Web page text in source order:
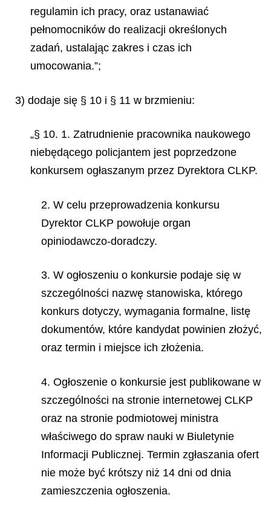
regulamin ich pracy, oraz ustanawiać
pełnomocników do realizacji określonych
zadań, ustalając zakres i czas ich
umocowania.”;
3) dodaje się § 10 i § 11 w brzmieniu:
„§ 10. 1. Zatrudnienie pracownika naukowego
niebędącego policjantem jest poprzedzone
konkursem ogłaszanym przez Dyrektora CLKP.
2. W celu przeprowadzenia konkursu
Dyrektor CLKP powołuje organ
opiniodawczo-doradczy.
3. W ogłoszeniu o konkursie podaje się w
szczególności nazwę stanowiska, którego
konkurs dotyczy, wymagania formalne, listę
dokumentów, które kandydat powinien złożyć,
oraz termin i miejsce ich złożenia.
4. Ogłoszenie o konkursie jest publikowane w
szczególności na stronie internetowej CLKP
oraz na stronie podmiotowej ministra
właściwego do spraw nauki w Biuletynie
Informacji Publicznej. Termin zgłaszania ofert
nie może być krótszy niż 14 dni od dnia
zamieszczenia ogłoszenia.